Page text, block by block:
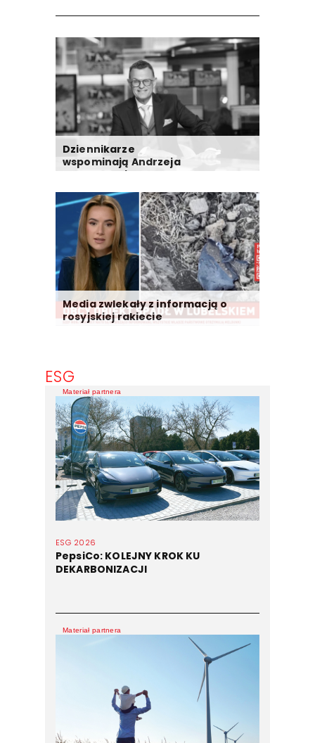
Dziennikarze
wspominają Andrzeja
Morozowskiego
Media zwlekały z informacją o
rosyjskiej rakiecie
ESG
ESG 2026
PepsiCo: KOLEJNY KROK KU
DEKARBONIZACJI
Materiał partnera
Materiał partnera